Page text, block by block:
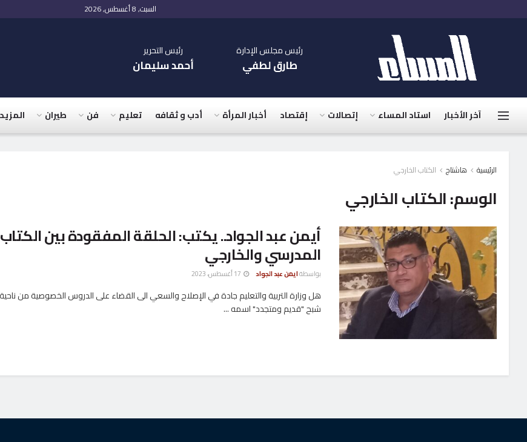
السبت, 8 أغسطس, 2026
رئيس مجلس الإدارة
طارق لطفي
رئيس التحرير
أحمد سليمان
آخر الأخبار استاد المساء إتصالات إقتصاد أخبار المرأة أدب و ثقافه تعليم فن طيران المزيد
الرئيسية هاشتاج الكتاب الخارجي
الوسم:الكتاب الخارجي
أيمن عبد الجواد.. يكتب: الحلقة المفقودة بين الكتاب
المدرسي والخارجي
بواسطةايمن عبد الجواد
هل وزارة التربية والتعليم جادة في الإصلاح والسعي الى القضاء على الدروس الخصوصية من
شبح "قديم ومتجدد" اسمه ...